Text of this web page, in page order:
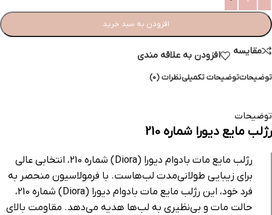
افزودن به سبد خرید
مقایسه افزودن به علاقه مندی
توضیحاتتوضیحات تکمیلینظرات (0)
توضیحات
رژلب مایع دیورا شماره 210
رژلب مایع مات بادوام دیورا (Diora) شماره 210، انتخابی عالی
برای زیبایی طولانی‌مدت لب‌هاست. با فرمولاسیون منحصر به
فرد خود، این رژلب مایع مات بادوام دیورا (Diora) شماره 210،
حالت مات و بی‌نظیری به لب‌ها هدیه می‌دهد. مقاومت بالای